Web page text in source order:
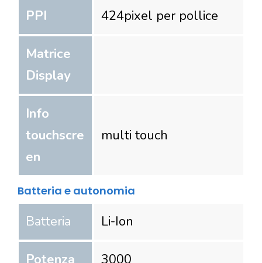
PPI 424pixel per pollice
Matrice
Display
Info
touchscre
en
multi touch
Batteria e autonomia
Batteria Li-Ion